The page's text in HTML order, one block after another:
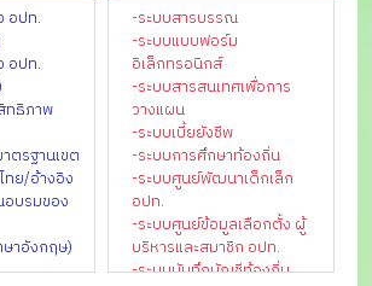
ยใน
หาร
รวจ
านการ
าร
ำเหน็จ
วนท้องถิ่น
องถิ่น
องถิ่น
งถิ่น
อปท.
อปท.
ทธิภาพ
ตรฐานเขต
ทย/อ้างอิง
อบรมของ
าอังกฤษ)
-ระบบสารบรรณ
-ระบบแบบฟอร์ม
อิเล็กทรอนิกส์
-ระบบสารสนเทศเพื่อการ
วางแผน
-ระบบเบี้ยยังชีพ
-ระบบการศึกษาท้องถิ่น
-ระบบศูนย์พัฒนาเด็กเล็ก
อปท.
-ระบบศูนย์ข้อมูลเลือกตั้ง ผู้
บริหารและสมาชิก อปท.
-ระบบบันทึกบัญชีท้องถิ่น